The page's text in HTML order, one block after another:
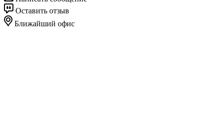
Оставить отзыв
Ближайший офис